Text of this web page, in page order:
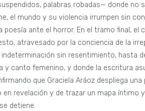
palabras robadas— donde no
el mundo y su violencia irrumpen sin
poesía ante el horror. En el tramo final,
atravesado por la conciencia de la
sin resentimiento, hasta
y canto femenino, y donde la escritura
que Graciela Aráoz despliega
revelación y de trazar un mapa íntimo
detiene.